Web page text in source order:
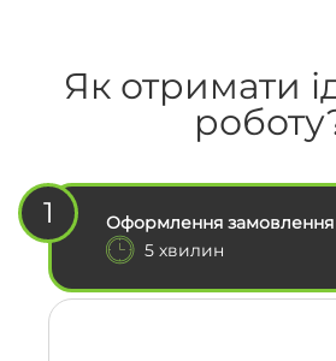
Як отримати
1
Оформлення замовлення
5 хвилин